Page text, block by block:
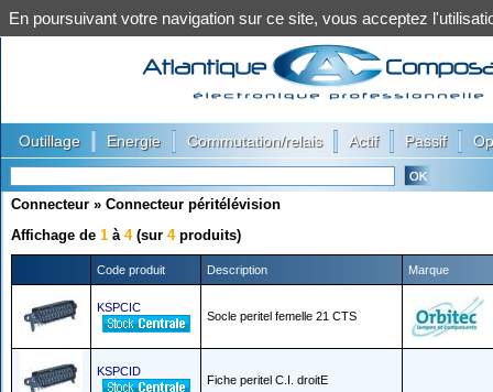
Outillage Energie Commutation/relais Actif Passif
Connecteur » Connecteur péritélévision
Affichage de 1 à 4(sur 4produits)
Code produit Description Marque
KSPCIC
Socle peritel femelle 21 CTS
KSPCID
Fiche peritel C.I. droitE
En poursuivant votre navigation sur ce site, vous acceptez